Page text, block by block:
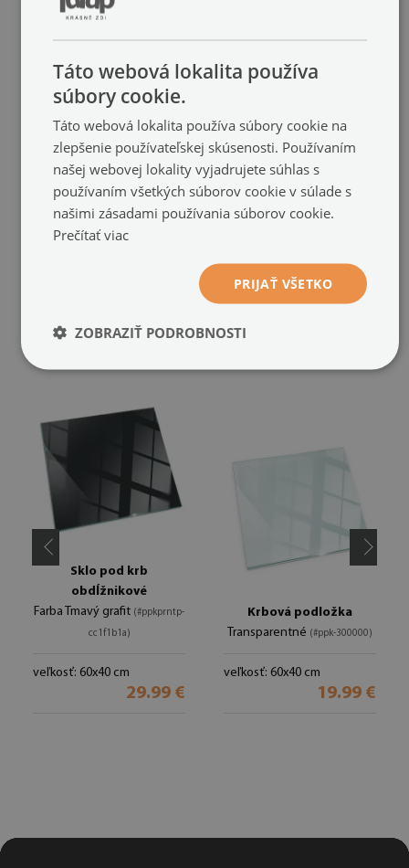
Sklo pod krb
obdĺžnikové
Farba Tmavý grafit (#ppkprntp-
cc1f1b1a)
veľkosť: 60x40 cm
29.99 €
Krbová podložka
Transparentné (#ppk-300000)
veľkosť: 60x40 cm
19.99 €
Táto webová lokalita používa
súbory cookie.
Táto webová lokalita používa súbory cookie na
zlepšenie používateľskej skúsenosti. Používaním
našej webovej lokality vyjadrujete súhlas s
používaním všetkých súborov cookie v súlade s
našimi zásadami používania súborov cookie.
Prečítať viac
PRIJAŤ VŠETKO
ZOBRAZIŤ PODROBNOSTI